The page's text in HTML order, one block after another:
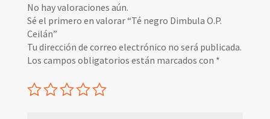
No hay valoraciones aún.
Sé el primero en valorar “Té negro Dimbula O.P.
Ceilán”
Tu dirección de correo electrónico no será publicada.
Los campos obligatorios están marcados con *